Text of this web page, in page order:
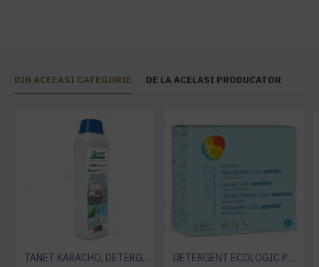
DIN ACEEASI CATEGORIE DE LA ACELASI PRODUCATOR
TANET KARACHO, DETERGENT ENZIMATIC PENTRU COVOARE, 1 L DETERGENT ECOLOGIC PRAF PT. RUFE NEUTRU 1.2KG Sonett